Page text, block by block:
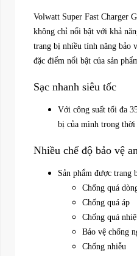
Volwatt Super Fast Charger
không chỉ nổi bật với khả
trang bị nhiều tính năng bảo
đặc điểm nổi bật của sản
Sạc nhanh siêu tốc
Với công suất tối đa
bị của mình trong thời
Nhiều chế độ bảo vệ
Sản phẩm được trang
Chống quá
Chống quá áp
Chống quá
Bảo vệ chống
Chống nhiễu